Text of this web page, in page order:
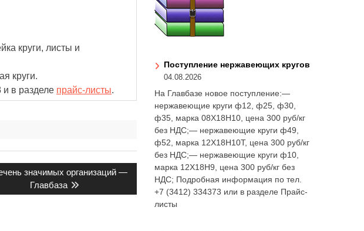
круги, листы и
круги.
в разделе прайс-листы.
значимых организаций —
Главбаза
Поступление нержавеющих кругов
04.08.2026
На Главбазе новое поступление:—
нержавеющие круги ф12, ф25, ф30,
ф35, марка 08Х18Н10, цена 300 руб/кг
без НДС;— нержавеющие круги ф49,
ф52, марка 12Х18Н10Т, цена 300 руб/кг
без НДС;— нержавеющие круги ф10,
марка 12Х18Н9, цена 300 руб/кг без
НДС; Подробная информация по тел.
+7 (3412) 334373 или в разделе Прайс-
листы